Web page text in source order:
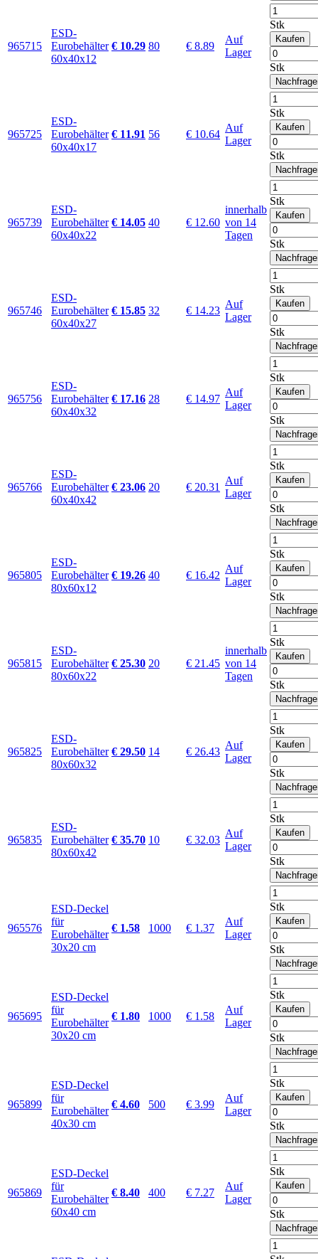
965715
ESD-
Eurobehälter
60x40x12
€ 10.29 80 € 8.89
Auf
Lager
Stk
Kaufen
Stk
965725
ESD-
Eurobehälter
60x40x17
€ 11.91 56 € 10.64
Auf
Lager
Stk
Kaufen
Stk
965739
ESD-
Eurobehälter
60x40x22
€ 14.05 40 € 12.60
innerhalb
von 14
Tagen
Stk
Kaufen
Stk
965746
ESD-
Eurobehälter
60x40x27
€ 15.85 32 € 14.23
Auf
Lager
Stk
Kaufen
Stk
965756
ESD-
Eurobehälter
60x40x32
€ 17.16 28 € 14.97
Auf
Lager
Stk
Kaufen
Stk
965766
ESD-
Eurobehälter
60x40x42
€ 23.06 20 € 20.31
Auf
Lager
Stk
Kaufen
Stk
965805
ESD-
Eurobehälter
80x60x12
€ 19.26 40 € 16.42
Auf
Lager
Stk
Kaufen
Stk
965815
ESD-
Eurobehälter
80x60x22
€ 25.30 20 € 21.45
innerhalb
von 14
Tagen
Stk
Kaufen
Stk
965825
ESD-
Eurobehälter
80x60x32
€ 29.50 14 € 26.43
Auf
Lager
Stk
Kaufen
Stk
965835
ESD-
Eurobehälter
80x60x42
€ 35.70 10 € 32.03
Auf
Lager
Stk
Kaufen
Stk
965576
ESD-Deckel
für
Eurobehälter
30x20 cm
€ 1.58 1000 € 1.37
Auf
Lager
Stk
Kaufen
Stk
965695
ESD-Deckel
für
Eurobehälter
30x20 cm
€ 1.80 1000 € 1.58
Auf
Lager
Stk
Kaufen
Stk
965899
ESD-Deckel
für
Eurobehälter
40x30 cm
€ 4.60 500 € 3.99
Auf
Lager
Stk
Kaufen
Stk
965869
ESD-Deckel
für
Eurobehälter
60x40 cm
€ 8.40 400 € 7.27
Auf
Lager
Stk
Kaufen
Stk